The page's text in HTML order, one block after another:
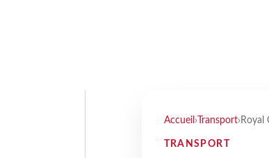
Accueil › Transport› Royal
TRANSPORT